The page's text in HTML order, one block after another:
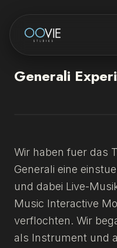
ÜBER UNS
Generali
Wir haben fuer das
Generali eine
und dabei Live-
Music Interactive
verflochten. Wir
als Instrument und